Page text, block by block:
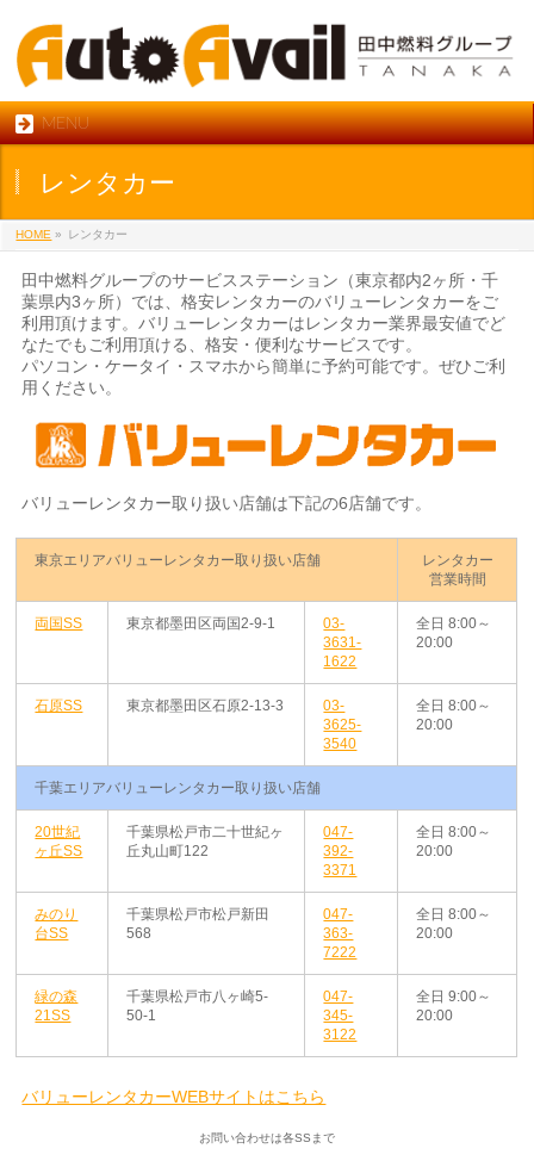
MENU
レンタカー
HOME » レンタカー
田中燃料グループのサービスステーション（東京都内2ヶ所・千
葉県内3ヶ所）では、格安レンタカーのバリューレンタカーをご
利用頂けます。バリューレンタカーはレンタカー業界最安値でど
なたでもご利用頂ける、格安・便利なサービスです。
パソコン・ケータイ・スマホから簡単に予約可能です。ぜひご利
用ください。
バリューレンタカー取り扱い店舗は下記の6店舗です。
東京エリアバリューレンタカー取り扱い店舗
レンタカー
営業時間
両国SS 東京都墨田区両国2-9-1
03-
3631-
1622
全日 8:00～
20:00
石原SS 東京都墨田区石原2-13-3
03-
3625-
3540
全日 8:00～
20:00
千葉エリアバリューレンタカー取り扱い店舗
20世紀
ヶ丘SS
千葉県松戸市二十世紀ヶ
丘丸山町122
047-
392-
3371
全日 8:00～
20:00
みのり
台SS
千葉県松戸市松戸新田
568
047-
363-
7222
全日 8:00～
20:00
緑の森
21SS
千葉県松戸市八ヶ崎5-
50-1
047-
345-
3122
全日 9:00～
20:00
バリューレンタカーWEBサイトはこちら
お問い合わせは各SSまで